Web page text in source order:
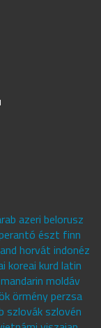
azeri belorusz
észt finn
horvát indonéz
koreai kurd latin
moldáv
örmény perzsa
szlovák szlovén